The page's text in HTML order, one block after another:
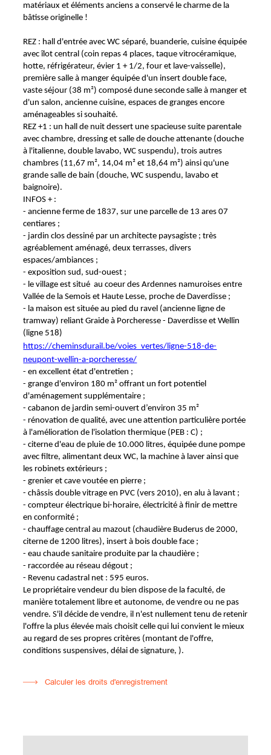
matériaux et éléments anciens a conservé le charme de la
bâtisse originelle !
REZ : hall d'entrée avec WC séparé, buanderie, cuisine équipée
avec îlot central (coin repas 4 places, taque vitrocéramique,
hotte, réfrigérateur, évier 1 + 1/2, four et lave-vaisselle),
première salle à manger équipée d'un insert double face,
vaste séjour (38 m²) composé dune seconde salle à manger et
d'un salon, ancienne cuisine, espaces de granges encore
aménageables si souhaité.
REZ +1 : un hall de nuit dessert une spacieuse suite parentale
avec chambre, dressing et salle de douche attenante (douche
à l'italienne, double lavabo, WC suspendu), trois autres
chambres (11,67 m², 14,04 m² et 18,64 m²) ainsi qu'une
grande salle de bain (douche, WC suspendu, lavabo et
baignoire).
INFOS + :
- ancienne ferme de 1837, sur une parcelle de 13 ares 07
centiares ;
- jardin clos dessiné par un architecte paysagiste ; très
agréablement aménagé, deux terrasses, divers
espaces/ambiances ;
- exposition sud, sud-ouest ;
- le village est situé au coeur des Ardennes namuroises entre
Vallée de la Semois et Haute Lesse, proche de Daverdisse ;
- la maison est située au pied du ravel (ancienne ligne de
tramway) reliant Graide à Porcheresse - Daverdisse et Wellin
(ligne 518)
https://cheminsdurail.be/voies_vertes/ligne-518-de-
neupont-wellin-a-porcheresse/
- en excellent état d'entretien ;
- grange d'environ 180 m² offrant un fort potentiel
d'aménagement supplémentaire ;
- cabanon de jardin semi-ouvert d’environ 35 m²
- rénovation de qualité, avec une attention particulière portée
à l'amélioration de l'isolation thermique (PEB : C) ;
- citerne d'eau de pluie de 10.000 litres, équipée dune pompe
avec filtre, alimentant deux WC, la machine à laver ainsi que
les robinets extérieurs ;
- grenier et cave voutée en pierre ;
- châssis double vitrage en PVC (vers 2010), en alu à lavant ;
- compteur électrique bi-horaire, électricité à finir de mettre
en conformité ;
- chauffage central au mazout (chaudière Buderus de 2000,
citerne de 1200 litres), insert à bois double face ;
- eau chaude sanitaire produite par la chaudière ;
- raccordée au réseau dégout ;
- Revenu cadastral net : 595 euros.
Le propriétaire vendeur du bien dispose de la faculté, de
manière totalement libre et autonome, de vendre ou ne pas
vendre. S'il décide de vendre, il n'est nullement tenu de retenir
l'offre la plus élevée mais choisit celle qui lui convient le mieux
au regard de ses propres critères (montant de l'offre,
conditions suspensives, délai de signature, ).
Calculer les droits d'enregistrement